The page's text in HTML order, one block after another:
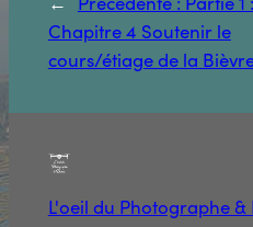
Chapitre 4 Soutenir le
cours/étiage de la
L'oeil du Photographe &